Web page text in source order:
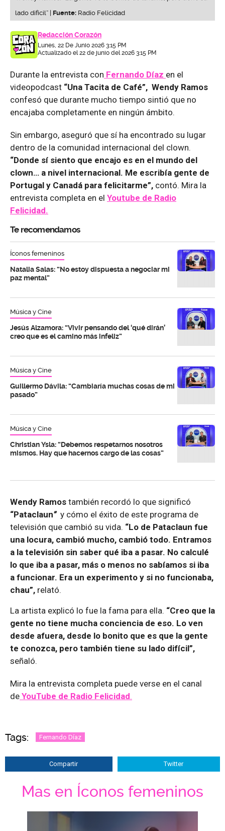
lado difícil” | Fuente: Radio Felicidad
Redacción Corazón
Lunes, 22 De Junio 2026 3:15 PM
Actualizado el 22 de junio del 2026 3:15 PM
Durante la entrevista con Fernando Díaz en el
videopodcast “Una Tacita de Café”, Wendy Ramos
confesó que durante mucho tiempo sintió que no
encajaba completamente en ningún ámbito.
Sin embargo, aseguró que sí ha encontrado su lugar
dentro de la comunidad internacional del clown.
“Donde sí siento que encajo es en el mundo del
clown… a nivel internacional. Me escribía gente de
Portugal y Canadá para felicitarme”, contó. Mira la
entrevista completa en el Youtube de Radio
Felicidad.
Te recomendamos
Íconos femeninos
Natalia Salas: “No estoy dispuesta a negociar mi
paz mental”
Música y Cine
Jesús Alzamora: “Vivir pensando del ‘qué dirán’
creo que es el camino más infeliz”
Música y Cine
Guillermo Dávila: “Cambiaría muchas cosas de mi
pasado”
Música y Cine
Christian Ysla: “Debemos respetarnos nosotros
mismos. Hay que hacernos cargo de las cosas”
Wendy Ramos también recordó lo que significó
“Pataclaun” y cómo el éxito de este programa de
televisión que cambió su vida. “Lo de Pataclaun fue
una locura, cambió mucho, cambió todo. Entramos
a la televisión sin saber qué iba a pasar. No calculé
lo que iba a pasar, más o menos no sabíamos si iba
a funcionar. Era un experimento y si no funcionaba,
chau”, relató.
La artista explicó lo fue la fama para ella. “Creo que la
gente no tiene mucha conciencia de eso. Lo ven
desde afuera, desde lo bonito que es que la gente
te conozca, pero también tiene su lado difícil”,
señaló.
Mira la entrevista completa puede verse en el canal
de YouTube de Radio Felicidad.
Tags: Fernando Díaz
Compartir Twitter
Mas en Íconos femeninos